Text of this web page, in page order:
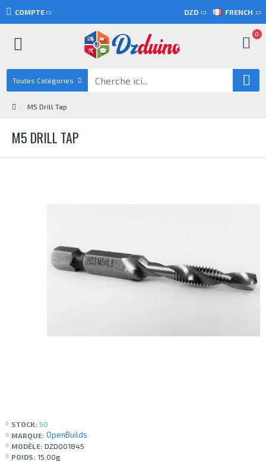
COMPTE DZD FRENCH
0
Toutes Catégories
M5 Drill Tap
M5 DRILL TAP
STOCK: 50
MARQUE: OpenBuilds
MODÈLE: DZD001845
POIDS: 15.00g